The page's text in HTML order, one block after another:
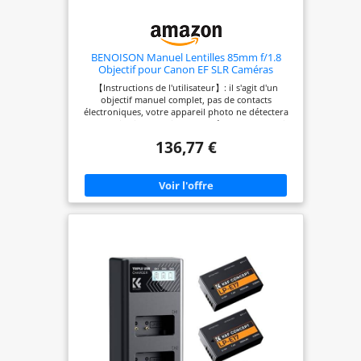
BENOISON Manuel Lentilles 85mm f/1.8
Objectif pour Canon EF SLR Caméras
【Instructions de l'utilisateur】: il s'agit d'un
objectif manuel complet, pas de contacts
électroniques, votre appareil photo ne détectera
pas l'objectif lorsqu'il est monté, c'est pourquoi
Conseils pour utiliser notre objectif manuel :
【Objectif portrait polyvalent de 85mm】: en tant
qu'objectif portrait, l'objectif de 85 mm facilite la
prise de vue à moitié et à plein corps. Il peut
également prendre des gros plans des visages.
plan. Grande ouverture avec bokeh agréable pour
améliorer davantage les images à faible
profondeur de champ. 【Mise au point
manuelle】: les objectifs manuels nécessitent de
tourner la bague de mise au point de l'objectif
pour faire la mise au point. De plus, les objectifs
manuels ne peuvent pas afficher la valeur
d'ouverture dans l'appareil photo. La valeur
d'ouverture ne peut être réglée qu'à l'aide de la
136,77 €